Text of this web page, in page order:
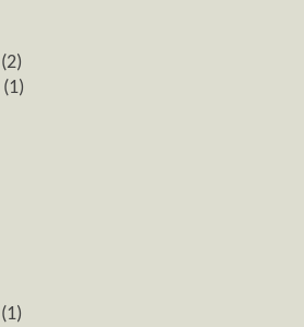
(2)
(1)
(1)